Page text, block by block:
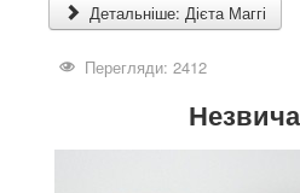
Детальніше: Дієта Маггі
Перегляди: 2412